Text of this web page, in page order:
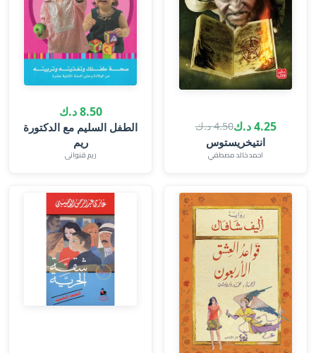
4.25 د.ك 4.50 د.ك
انتيخريستوس
احمد خالد مصطفي
8.50 د.ك
الطفل السليم مع الدكتورة
ريم
ريم قنوانى